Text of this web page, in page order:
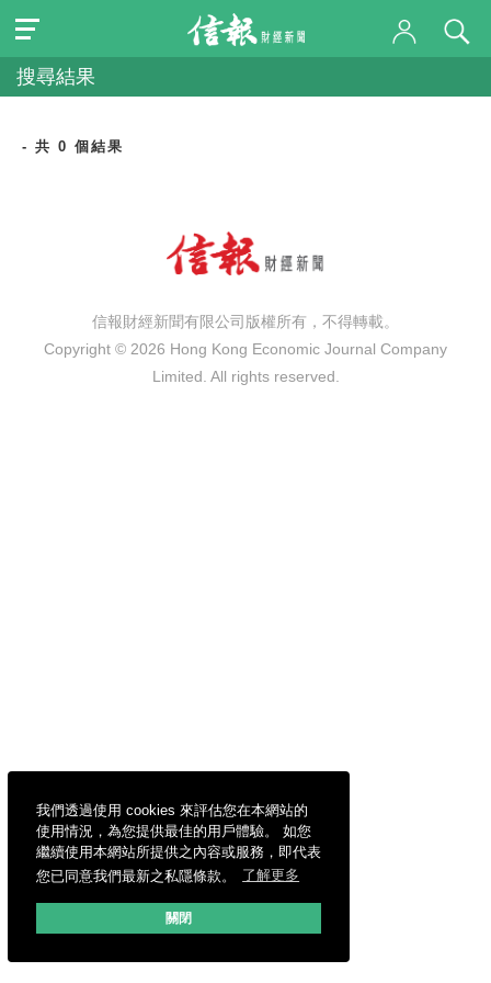
我們透過使用 cookies 來評估您在本網站的
使用情況，為您提供最佳的用戶體驗。 如您
繼續使用本網站所提供之內容或服務，即代表
您已同意我們最新之私隱條款。
了解更多
關閉
搜尋結果
- 共 0 個結果
信報財經新聞有限公司版權所有，不得轉載。
Copyright © 2026 Hong Kong Economic Journal Company
Limited. All rights reserved.